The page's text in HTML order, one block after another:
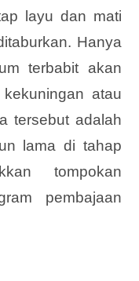
layu dan mati
Hanya
terbabit akan
atau
tersebut adalah
lama di tahap
tompokan
pembajaan